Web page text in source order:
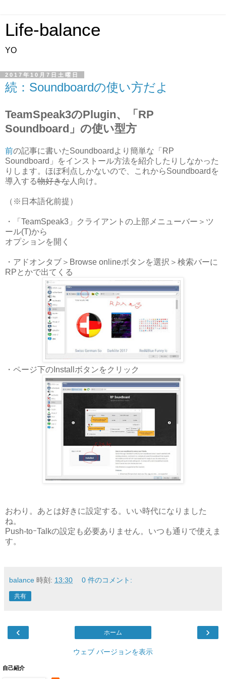
Life-balance
YO
2017年10月7日土曜日
続：Soundboardの使い方だよ
TeamSpeak3のPlugin、「RP
Soundboard」の使い型方
前の記事に書いたSoundboardより簡単な「RP
Soundboard」をインストール方法を紹介したりしなかった
りします。ほぼ利点しかないので、これからSoundboardを
導入する物好きな 人向け。
（※日本語化前提）
・「TeamSpeak3」クライアントの上部メニューバー＞ツ
ール(T)から
オプションを開く
・アドオンタブ＞Browse onlineボタンを選択＞検索バーに
RPとかで出てくる
・ページ下のInstallボタンをクリック
おわり。あとは好きに設定する。いい時代になりました
ね。
Push-toｰTalkの設定も必要ありません。いつも通りで使えま
す。
balance 時刻: 13:30 0 件のコメント:
共有
‹ ›
ホーム
ウェブ バージョンを表示
自己紹介